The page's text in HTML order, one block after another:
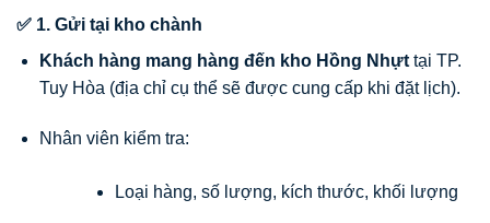
✅ 1. Gửi tại kho chành
Khách hàng mang hàng đến kho Hồng Nhựttại TP.
Tuy Hòa (địa chỉ cụ thể sẽ được cung cấp khi đặt lịch).
Nhân viên kiểm tra:
Loại hàng, số lượng, kích thước, khối lượng